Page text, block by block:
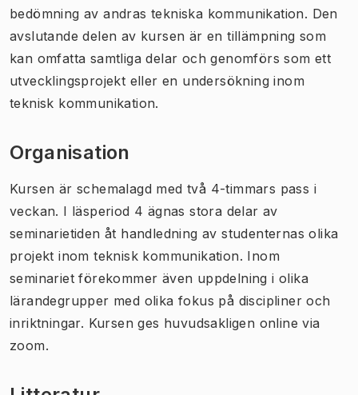
bedömning av andras tekniska kommunikation. Den
avslutande delen av kursen är en tillämpning som
kan omfatta samtliga delar och genomförs som ett
utvecklingsprojekt eller en undersökning inom
teknisk kommunikation.
Organisation
Kursen är schemalagd med två 4-timmars pass i
veckan. I läsperiod 4 ägnas stora delar av
seminarietiden åt handledning av studenternas olika
projekt inom teknisk kommunikation. Inom
seminariet förekommer även uppdelning i olika
lärandegrupper med olika fokus på discipliner och
inriktningar. Kursen ges huvudsakligen online via
zoom.